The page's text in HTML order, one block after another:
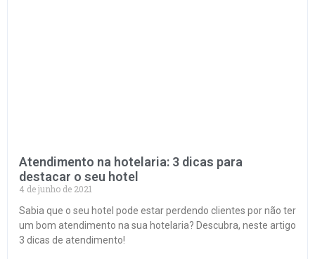
Atendimento na hotelaria: 3 dicas para
destacar o seu hotel
4 de junho de 2021
Sabia que o seu hotel pode estar perdendo clientes por não ter
um bom atendimento na sua hotelaria? Descubra, neste artigo
3 dicas de atendimento!